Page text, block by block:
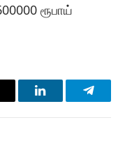
ரூபாய்
LinkedIn